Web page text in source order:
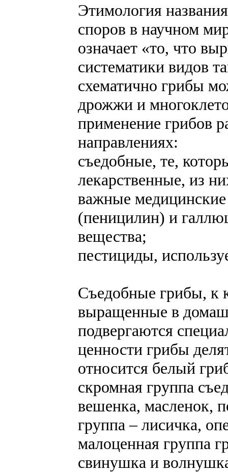
Этимология
споров в научном
означает «то, что
систематики видов
схематично грибы
дрожжи и
применение грибов
направлениях:
съедобные, те,
лекарственные, из
важные
(пеницилин) и
вещества;
пестициды,
Съедобные грибы, к
выращенные в
подвергаются
ценности грибы
относится белый
скромная группа
вешенка, масленок,
группа – лисичка,
малоценная группа
свинушка и